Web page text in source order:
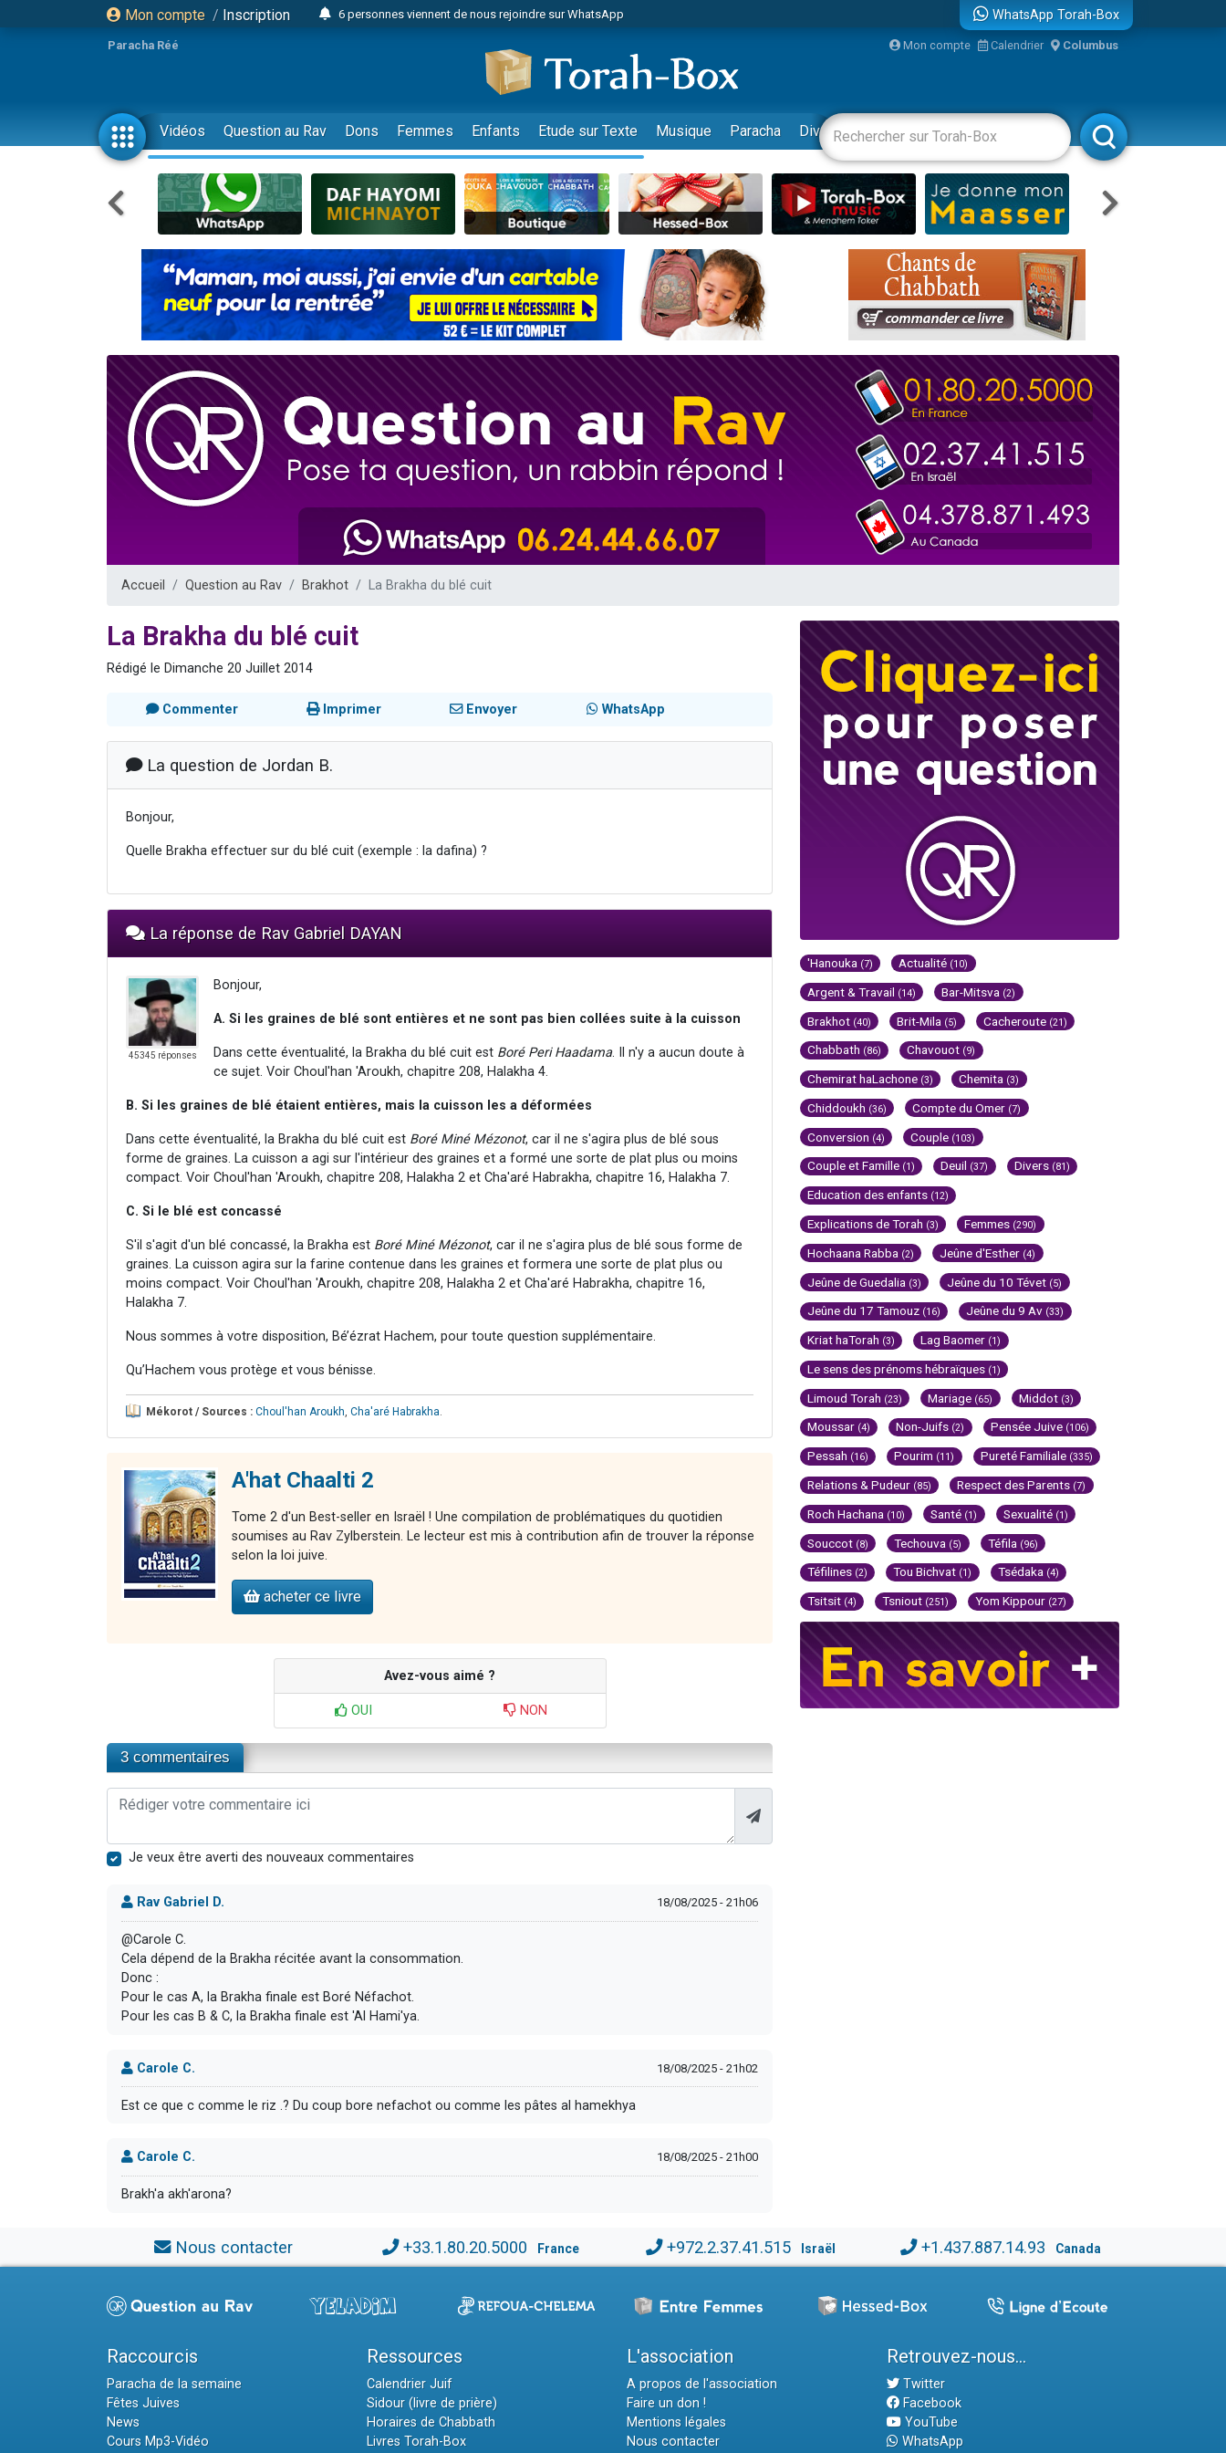
Mon compte / Inscription
6 personnes viennent de nous rejoindre sur WhatsApp
2 personnes viennent de faire un don pour 1 Journée de Vacances Pour les Enfants
17 personnes viennent de demander une bénédiction
4 personnes viennent de nous rejoindre sur WhatsApp
Il reste 49 places pour étudier en groupe sur Zoom
23 personnes viennent de faire un don pour Diane, 80 ans, dans un appartement insalubre
Eva vient de donner son Maasser
4 personnes viennent de nous rejoindre sur WhatsApp
3 personnes viennent de nous rejoindre sur WhatsApp
3 personnes viennent de faire un don pour 5 jours de vacances aux Orphelins
Odaya vient de donner son Maasser
13 personnes viennent de demander une bénédiction
2 personnes viennent de nous rejoindre sur WhatsApp
30 personnes viennent de faire un don pour Sauvez la jambe de Yohan
Il reste 49 places pour étudier en groupe sur Zoom
3 personnes viennent de nous rejoindre sur WhatsApp
2 personnes viennent de nous rejoindre sur WhatsApp
2 personnes viennent de nous rejoindre sur WhatsApp
WhatsApp Torah-Box
Paracha Réé Mon compte Calendrier Columbus
Vidéos Question au Rav Dons Femmes Enfants Etude sur Texte Musique Paracha Divertissements Livres Rabbanim
Accueil Question au Rav Brakhot La Brakha du blé cuit
La Brakha du blé cuit
Rédigé le Dimanche 20 Juillet 2014
Commenter Imprimer Envoyer WhatsApp
La question de Jordan B.
Bonjour,
Quelle Brakha effectuer sur du blé cuit (exemple : la dafina) ?
La réponse de Rav Gabriel DAYAN
45345 réponses
Bonjour,
A. Si les graines de blé sont entières et ne sont pas bien collées suite à la cuisson
Dans cette éventualité, la Brakha du blé cuit est Boré Peri Haadama. Il n'y a aucun doute à
ce sujet. Voir Choul'han 'Aroukh, chapitre 208, Halakha 4.
B. Si les graines de blé étaient entières, mais la cuisson les a déformées
Dans cette éventualité, la Brakha du blé cuit est Boré Miné Mézonot, car il ne s'agira plus de blé sous
forme de graines. La cuisson a agi sur l'intérieur des graines et a formé une sorte de plat plus ou moins
compact. Voir Choul'han 'Aroukh, chapitre 208, Halakha 2 et Cha'aré Habrakha, chapitre 16, Halakha 7.
C. Si le blé est concassé
S'il s'agit d'un blé concassé, la Brakha est Boré Miné Mézonot, car il ne s'agira plus de blé sous forme de
graines. La cuisson agira sur la farine contenue dans les graines et formera une sorte de plat plus ou
moins compact. Voir Choul'han 'Aroukh, chapitre 208, Halakha 2 et Cha'aré Habrakha, chapitre 16,
Halakha 7.
Nous sommes à votre disposition, Bé’ézrat Hachem, pour toute question supplémentaire.
Qu’Hachem vous protège et vous bénisse.
Mékorot / Sources : Choul'han Aroukh Cha'aré Habrakha
A'hat Chaalti 2
Tome 2 d'un Best-seller en Israël ! Une compilation de problématiques du quotidien
soumises au Rav Zylberstein. Le lecteur est mis à contribution afin de trouver la réponse
selon la loi juive.
acheter ce livre
Avez-vous aimé ?
OUI NON
3 commentaires
Je veux être averti des nouveaux commentaires
Rav Gabriel D. 18/08/2025 - 21h06
@Carole C.
Cela dépend de la Brakha récitée avant la consommation.
Donc :
Pour le cas A, la Brakha finale est Boré Néfachot.
Pour les cas B & C, la Brakha finale est 'Al Hami'ya.
Carole C. 18/08/2025 - 21h02
Est ce que c comme le riz .? Du coup bore nefachot ou comme les pâtes al hamekhya
Carole C. 18/08/2025 - 21h00
Brakh'a akh'arona?
'Hanouka (7) Actualité (10)
Argent & Travail (14) Bar-Mitsva (2)
Brakhot (40) Brit-Mila (5) Cacheroute (21)
Chabbath (86) Chavouot (9)
Chemirat haLachone (3) Chemita (3)
Chiddoukh (36) Compte du Omer (7)
Conversion (4) Couple (103)
Couple et Famille (1) Deuil (37) Divers (81)
Education des enfants (12)
Explications de Torah (3) Femmes (290)
Hochaana Rabba (2) Jeûne d'Esther (4)
Jeûne de Guedalia (3) Jeûne du 10 Tévet (5)
Jeûne du 17 Tamouz (16) Jeûne du 9 Av (33)
Kriat haTorah (3) Lag Baomer (1)
Le sens des prénoms hébraïques (1)
Limoud Torah (23) Mariage (65) Middot (3)
Moussar (4) Non-Juifs (2) Pensée Juive (106)
Pessah (16) Pourim (11) Pureté Familiale (335)
Relations & Pudeur (85) Respect des Parents (7)
Roch Hachana (10) Santé (1) Sexualité (1)
Souccot (8) Techouva (5) Téfila (96)
Téfilines (2) Tou Bichvat (1) Tsédaka (4)
Tsitsit (4) Tsniout (251) Yom Kippour (27)
Nous contacter +33.1.80.20.5000 France +972.2.37.41.515 Israël +1.437.887.14.93 Canada
Raccourcis
Paracha de la semaine
Fêtes Juives
News
Cours Mp3-Vidéo
Ressources
Calendrier Juif
Sidour (livre de prière)
Horaires de Chabbath
Livres Torah-Box
L'association
A propos de l'association
Faire un don !
Mentions légales
Nous contacter
Retrouvez-nous...
Twitter
Facebook
YouTube
WhatsApp